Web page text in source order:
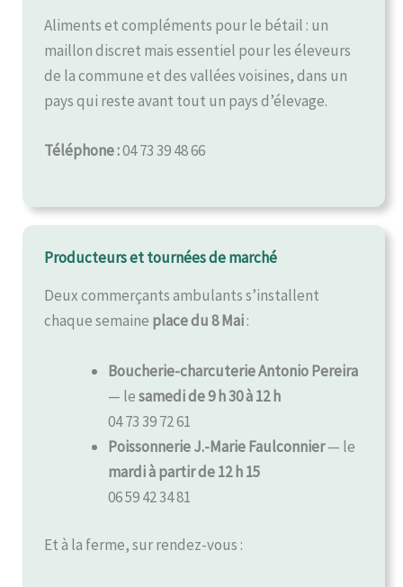
Aliments et compléments pour le bétail : un
maillon discret mais essentiel pour les éleveurs
de la commune et des vallées voisines, dans un
pays qui reste avant tout un pays d’élevage.
Téléphone :04 73 39 48 66
Producteurs et tournées de marché
Deux commerçants ambulants s’installent
chaque semaine place du 8 Mai:
Boucherie-charcuterie Antonio Pereira
— lesamedi de 9 h 30 à 12 h
04 73 39 72 61
Poissonnerie J.-Marie Faulconnier— le
mardi à partir de 12 h 15
06 59 42 34 81
Et à la ferme, sur rendez-vous :